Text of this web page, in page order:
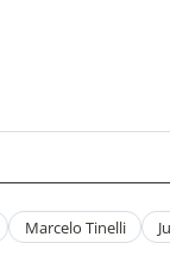
Marcelo Tinelli